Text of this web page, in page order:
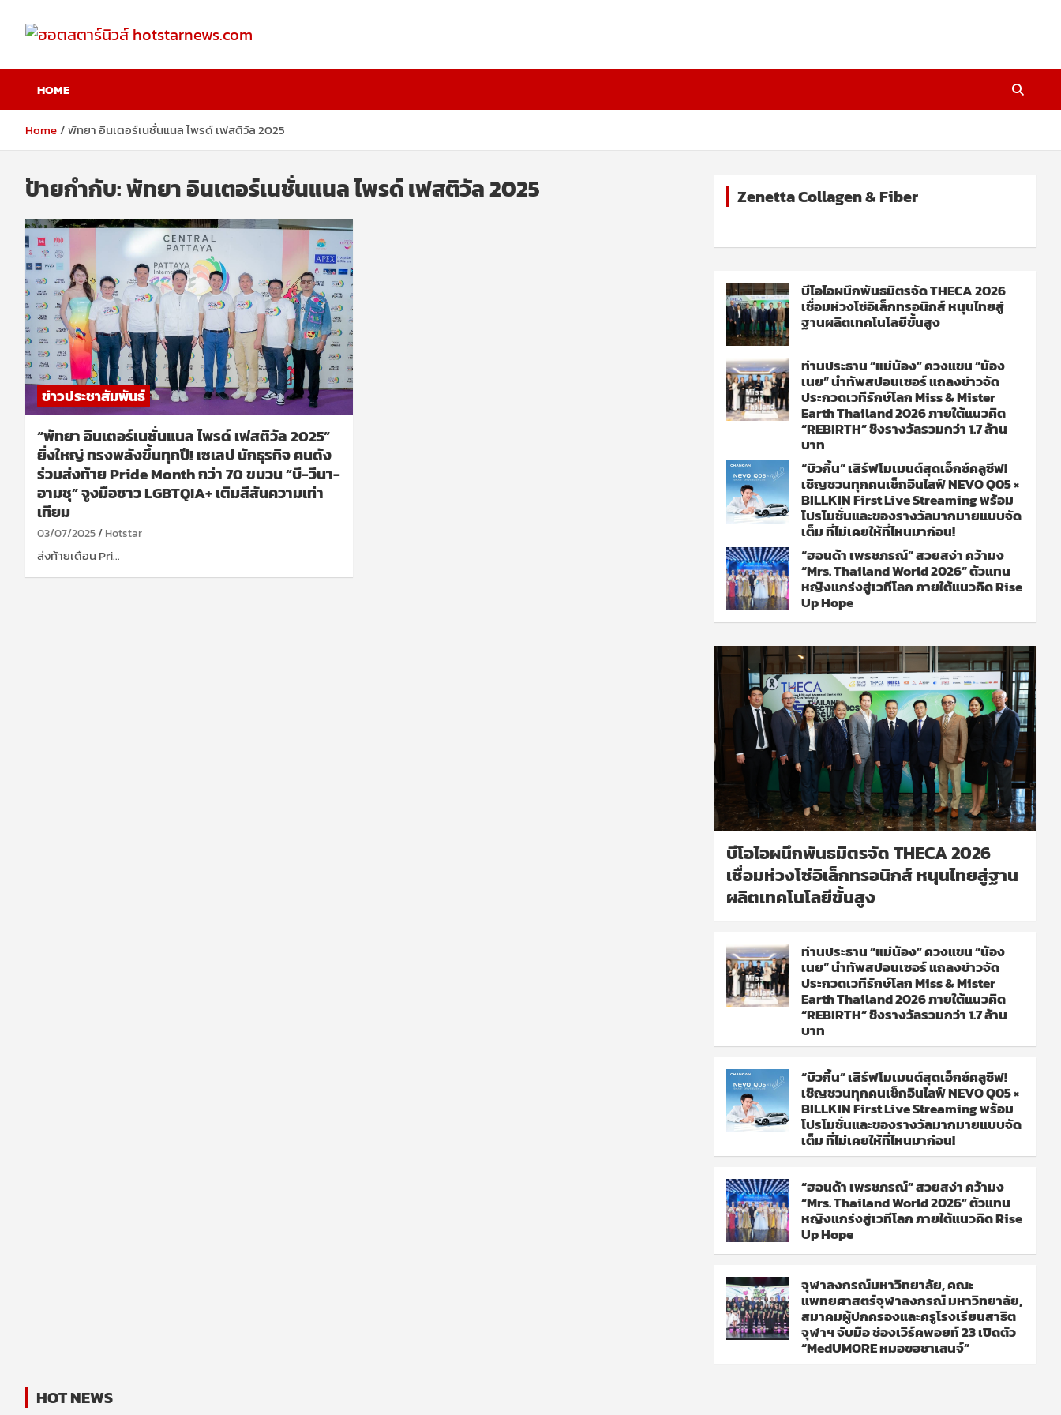
content
ฮอตสตาร์นิวส์
hotstarnews.com
HOME
Home พัทยา อินเตอร์เนชั่นแนล ไพรด์ เฟสติวัล 2025
ป้ายกำกับ:พัทยา อินเตอร์เนชั่นแนล ไพรด์ เฟสติวัล 2025
ข่าวประชาสัมพันธ์
“พัทยา อินเตอร์เนชั่นแนล ไพรด์ เฟสติวัล 2025”
ยิ่งใหญ่ ทรงพลังขึ้นทุกปี! เซเลป นักธุรกิจ คนดัง
ร่วมส่งท้าย Pride Month กว่า 70 ขบวน “บี-วีนา-
อามชุ” จูงมือชาว LGBTQIA+ เติมสีสันความเท่า
เทียม
03/07/2025 Hotstar
ส่งท้ายเดือน Pri…
Zenetta Collagen & Fiber
บีโอไอผนึกพันธมิตรจัด THECA 2026
เชื่อมห่วงโซ่อิเล็กทรอนิกส์ หนุนไทยสู่
ฐานผลิตเทคโนโลยีขั้นสูง
ท่านประธาน “แม่น้อง” ควงแขน “น้อง
เนย” นำทัพสปอนเซอร์ แถลงข่าวจัด
ประกวดเวทีรักษ์โลก Miss & Mister
Earth Thailand 2026 ภายใต้แนวคิด
“REBIRTH” ชิงรางวัลรวมกว่า 1.7 ล้าน
บาท
“บิวกิ้น” เสิร์ฟโมเมนต์สุดเอ็กซ์คลูซีฟ!
เชิญชวนทุกคนเช็กอินไลฟ์ NEVO Q05 ×
BILLKIN First Live Streaming พร้อม
โปรโมชั่นและของรางวัลมากมายแบบจัด
เต็ม ที่ไม่เคยให้ที่ไหนมาก่อน!
“ฮอนด้า เพรชภรณ์” สวยสง่า คว้ามง
“Mrs. Thailand World 2026” ตัวแทน
หญิงแกร่งสู่เวทีโลก ภายใต้แนวคิด Rise
Up Hope
บีโอไอผนึกพันธมิตรจัด THECA 2026
เชื่อมห่วงโซ่อิเล็กทรอนิกส์ หนุนไทยสู่ฐาน
ผลิตเทคโนโลยีขั้นสูง
ท่านประธาน “แม่น้อง” ควงแขน “น้อง
เนย” นำทัพสปอนเซอร์ แถลงข่าวจัด
ประกวดเวทีรักษ์โลก Miss & Mister
Earth Thailand 2026 ภายใต้แนวคิด
“REBIRTH” ชิงรางวัลรวมกว่า 1.7 ล้าน
บาท
“บิวกิ้น” เสิร์ฟโมเมนต์สุดเอ็กซ์คลูซีฟ!
เชิญชวนทุกคนเช็กอินไลฟ์ NEVO Q05 ×
BILLKIN First Live Streaming พร้อม
โปรโมชั่นและของรางวัลมากมายแบบจัด
เต็ม ที่ไม่เคยให้ที่ไหนมาก่อน!
“ฮอนด้า เพรชภรณ์” สวยสง่า คว้ามง
“Mrs. Thailand World 2026” ตัวแทน
หญิงแกร่งสู่เวทีโลก ภายใต้แนวคิด Rise
Up Hope
จุฬาลงกรณ์มหาวิทยาลัย, คณะ
แพทยศาสตร์จุฬาลงกรณ์ มหาวิทยาลัย,
สมาคมผู้ปกครองและครูโรงเรียนสาธิต
จุฬาฯ จับมือ ช่องเวิร์คพอยท์ 23 เปิดตัว
“MedUMORE หมอขอชาเลนจ์”
HOT NEWS